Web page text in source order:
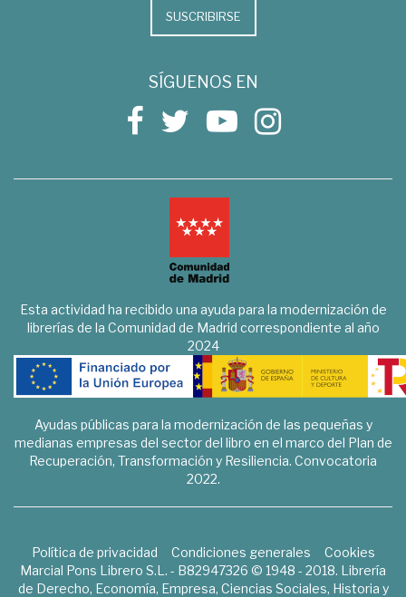
SUSCRIBIRSE
SÍGUENOS EN
Esta actividad ha recibido una ayuda para la modernización de
librerías de la Comunidad de Madrid correspondiente al año
2024
Ayudas públicas para la modernización de las pequeñas y
medianas empresas del sector del libro en el marco del Plan de
Recuperación, Transformación y Resiliencia. Convocatoria
2022.
Política de privacidad Condiciones generales
Cookies
Marcial Pons Librero S.L. - B82947326 © 1948 - 2018. Librería
de Derecho, Economía, Empresa, Ciencias Sociales, Historia y